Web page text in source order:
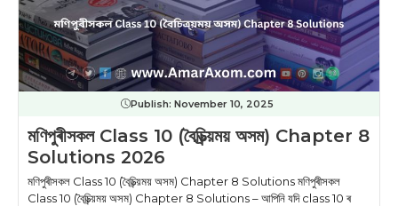
Publish: November 10, 2025
মণিপুৰীসকল Class 10 (বৈচিত্ৰ্য়ময় অসম) Chapter 8
Solutions 2026
মণিপুৰীসকল Class 10 (বৈচিত্ৰ্য়ময় অসম) Chapter 8 Solutions মণিপুৰীসকল
Class 10 (বৈচিত্ৰ্য়ময় অসম) Chapter 8 Solutions – আপিনি যদি class 10 ৰ